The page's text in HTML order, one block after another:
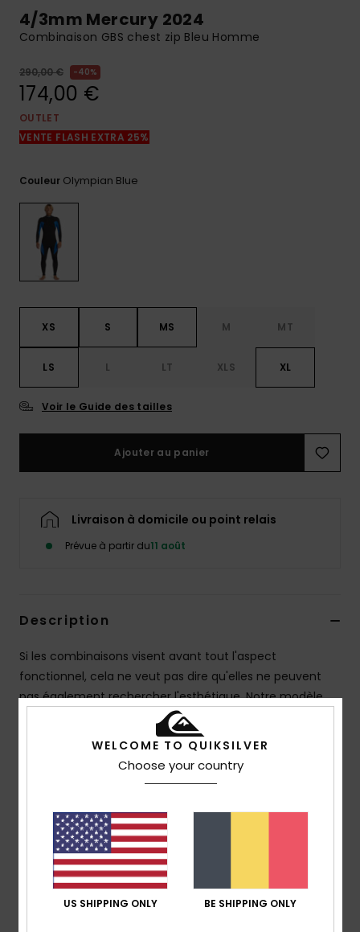
question.
Démarrer
questions
notre
CARTE
CADEAU
LISTE DE
SOUHAITS
4/3mm Mercury 2024
Combinaison GBS chest zip Bleu Homme
290,00 € 40%
174,00 €
OUTLET
VENTE FLASH EXTRA 25%
Couleur Olympian Blue
XS S MS M MT
LS L LT XLS XL
Voir le Guide des tailles
Ajouter au panier
Livraison à domicile ou point relais
Prévue à partir du11 août
Description
Si les combinaisons visent avant tout l'aspect
fonctionnel, cela ne veut pas dire qu'elles ne peuvent
pas également rechercher l'esthétique. Notre modèle
Mercury est une réinterprétation moderne d'une
combinaison à la fois stylée et efficace. Intégrant les
mêmes qualités techniques que le reste de notre
gamme, ses motifs graphiques donneront la bonne dose
Details & caractéristiques
Livraison & Retours
WELCOME TO QUIKSILVER
Choose your country
US SHIPPING ONLY BE SHIPPING ONLY